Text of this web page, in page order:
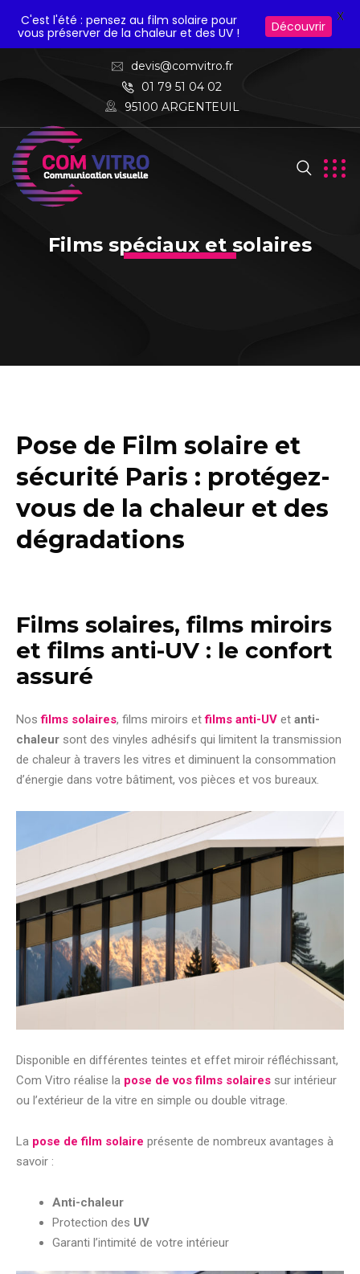
devis@comvitro.fr
01 79 51 04 02
95100 ARGENTEUIL
Films spéciaux et solaires
Pose de Film solaire et
sécurité Paris : protégez-
vous de la chaleur et des
dégradations
Films solaires, films miroirs
et films anti-UV : le confort
assuré
Nosfilms solaires, films miroirs etfilms anti-UV et anti-
chaleur sont des vinyles adhésifs qui limitent la transmission
de chaleur à travers les vitres et diminuent la consommation
d’énergie dans votre bâtiment, vos pièces et vos bureaux.
Disponible en différentes teintes et effet miroir réfléchissant,
Com Vitro réalise la pose de vos films solaires sur intérieur
ou l’extérieur de la vitre en simple ou double vitrage.
La pose de film solaire présente de nombreux avantages à
savoir :
Anti-chaleur
Protection des UV
Garanti l’intimité de votre intérieur
C'est l'été : pensez au film solaire pour
vous préserver de la chaleur et des UV !
Découvrir
X